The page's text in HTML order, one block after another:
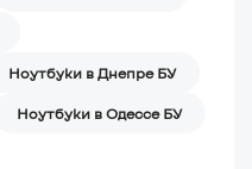
Ноутбуки в Днепре БУ
Ноутбуки в Одессе БУ